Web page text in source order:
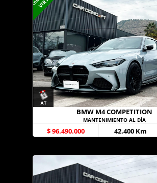
BMW M4 COMPETITION
MANTENIMIENTO AL DÍA
$ 96.490.000 42.400 Km